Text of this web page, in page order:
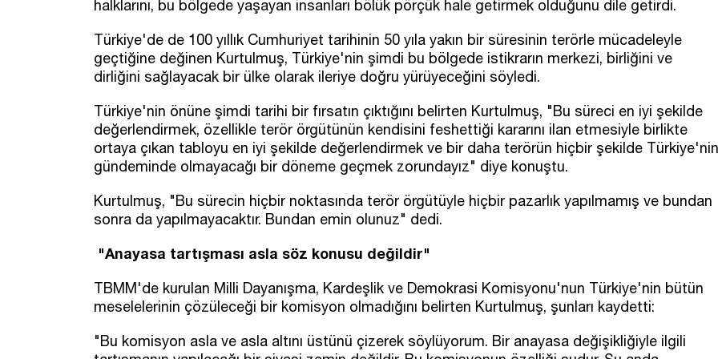
halklarını, bu bölgede yaşayan insanları bölük pörçük hale getirmek olduğunu dile getirdi.
Türkiye'de de 100 yıllık Cumhuriyet tarihinin 50 yıla yakın bir süresinin terörle mücadeleyle
geçtiğine değinen Kurtulmuş, Türkiye'nin şimdi bu bölgede istikrarın merkezi, birliğini ve
dirliğini sağlayacak bir ülke olarak ileriye doğru yürüyeceğini söyledi.
Türkiye'nin önüne şimdi tarihi bir fırsatın çıktığını belirten Kurtulmuş, "Bu süreci en iyi şekilde
değerlendirmek, özellikle terör örgütünün kendisini feshettiği kararını ilan etmesiyle birlikte
ortaya çıkan tabloyu en iyi şekilde değerlendirmek ve bir daha terörün hiçbir şekilde Türkiye'nin
gündeminde olmayacağı bir döneme geçmek zorundayız" diye konuştu.
Kurtulmuş, "Bu sürecin hiçbir noktasında terör örgütüyle hiçbir pazarlık yapılmamış ve bundan
sonra da yapılmayacaktır. Bundan emin olunuz" dedi.
"Anayasa tartışması asla söz konusu değildir"
TBMM'de kurulan Milli Dayanışma, Kardeşlik ve Demokrasi Komisyonu'nun Türkiye'nin bütün
meselelerinin çözüleceği bir komisyon olmadığını belirten Kurtulmuş, şunları kaydetti:
"Bu komisyon asla ve asla altını üstünü çizerek söylüyorum. Bir anayasa değişikliğiyle ilgili